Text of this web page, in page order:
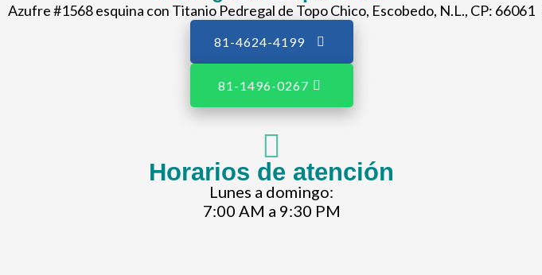
Azufre #1568 esquina con Titanio Pedregal de Topo Chico, Escobedo, N.L., CP: 66061
81-4624-4199
81-1496-0267
Horarios de atención
Lunes a domingo:
7:00 AM a 9:30 PM